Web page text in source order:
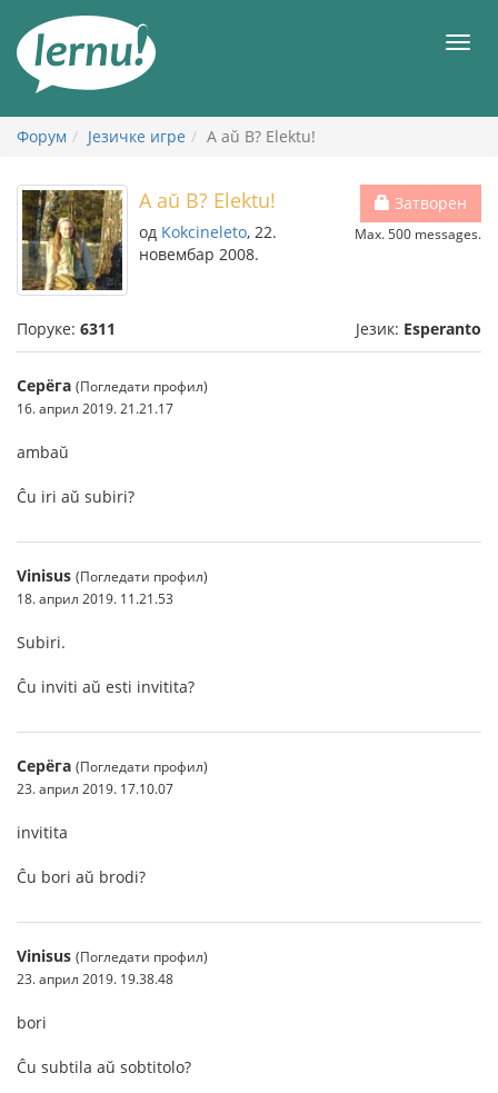
садржају
Форум Језичке игре A aŭ B? Elektu!
Затворен
Max. 500 messages.
A aŭ B? Elektu!
од Kokcineleto, 22.
новембар 2008.
Поруке: 6311 Језик: Esperanto
Серёга (Погледати профил)
16. април 2019. 21.21.17
ambaŭ
Ĉu iri aŭ subiri?
Vinisus (Погледати профил)
18. април 2019. 11.21.53
Subiri.
Ĉu inviti aŭ esti invitita?
Серёга (Погледати профил)
23. април 2019. 17.10.07
invitita
Ĉu bori aŭ brodi?
Vinisus (Погледати профил)
23. април 2019. 19.38.48
bori
Ĉu subtila aŭ sobtitolo?